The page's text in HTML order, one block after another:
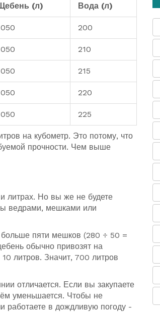
(л) Вода (л)
200
210
215
220
225
на кубометр. Это потому, что
прочности. Чем выше
литрах. Но вы же не будете
ведрами, мешками или
пяти мешков (280 ÷ 50 =
обычно привозят на
литров. Значит, 700 литров
отличается. Если вы закупаете
уменьшается. Чтобы не
работаете в дождливую погоду -